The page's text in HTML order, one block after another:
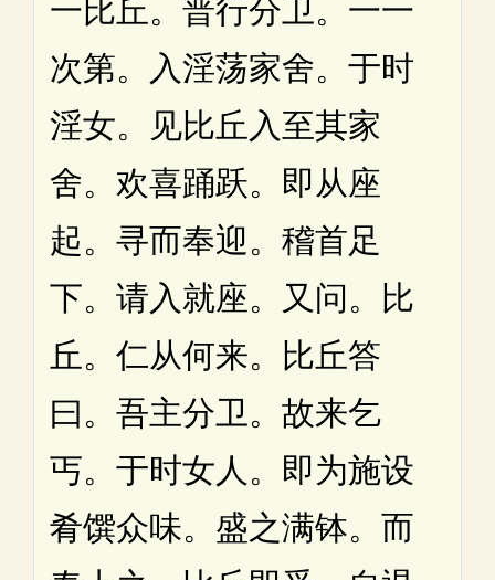
一比丘。普行分卫。一一
次第。入淫荡家舍。于时
淫女。见比丘入至其家
舍。欢喜踊跃。即从座
起。寻而奉迎。稽首足
下。请入就座。又问。比
丘。仁从何来。比丘答
曰。吾主分卫。故来乞
丐。于时女人。即为施设
肴馔众味。盛之满钵。而